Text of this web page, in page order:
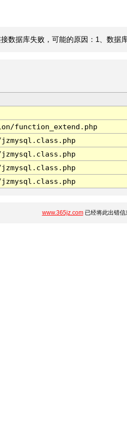
数据库失败，可能的原因：1、数据
function_extend.php
www.365jz.com已经将此出错信